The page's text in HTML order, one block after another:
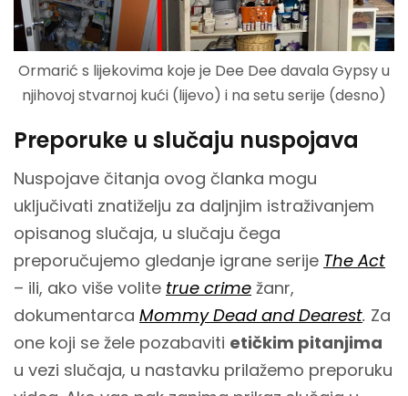
Ormarić s lijekovima koje je Dee Dee davala Gypsy u
njihovoj stvarnoj kući (lijevo) i na setu serije (desno)
Preporuke u slučaju nuspojava
Nuspojave čitanja ovog članka mogu
uključivati znatiželju za daljnjim istraživanjem
opisanog slučaja, u slučaju čega
preporučujemo gledanje igrane serije The Act
– ili, ako više volite true crime žanr,
dokumentarca Mommy Dead and Dearest. Za
one koji se žele pozabaviti etičkim pitanjima
u vezi slučaja, u nastavku prilažemo preporuku